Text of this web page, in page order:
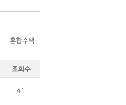
혼합주택
조회수
41